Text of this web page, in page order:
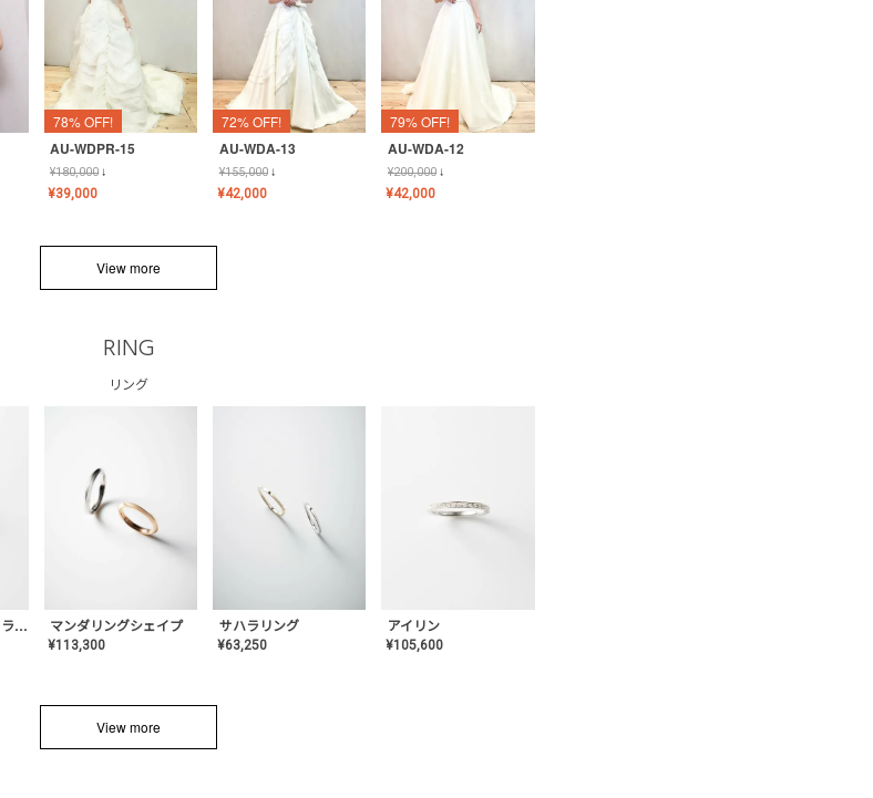
78% OFF!
AU-WDPR-15
¥180,000↓
¥39,000
72% OFF!
AU-WDA-13
¥155,000↓
¥42,000
79% OFF!
AU-WDA-12
¥200,000↓
¥42,000
View more
RING
リング
【限定デザイン】ミライ(mill-ai)リング マンダリングシェイプ
¥113,300
サハラリング
¥63,250
アイリン
¥105,600
View more